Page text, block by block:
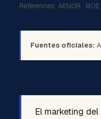
Références:AENOR · BOE
Fuentes oficiales:
El marketing